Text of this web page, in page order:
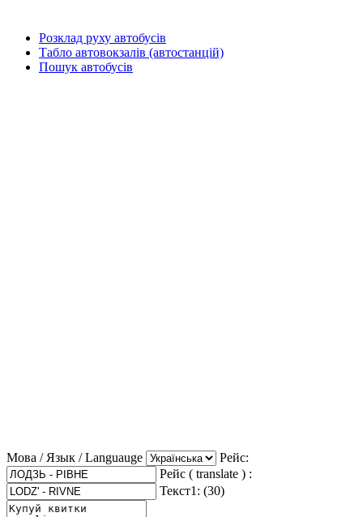
Розклад руху автобусів
Табло автовокзалів (автостанцій)
Пошук автобусів
Мова / Язык / Languauge
Рейс:
Рейс ( translate ) :
Текст1: (30)